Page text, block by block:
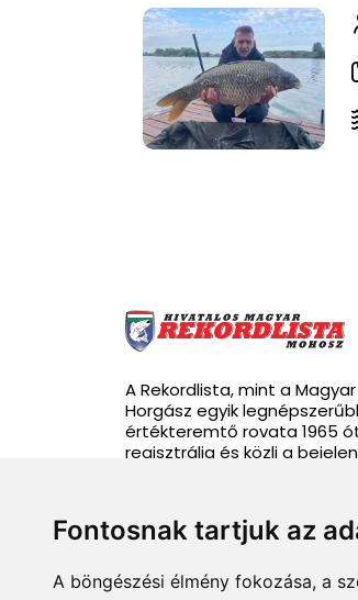
Fontosnak tartjuk az
A böngészési élmény fokozása, a
A Rekordlista, mint a Magyar
Horgász egyik
értékteremtő rovata 1965
regisztrálja és közli a